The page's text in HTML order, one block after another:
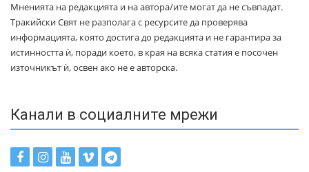
Мненията на редакцията и на автора/ите могат да не съвпадат.
Тракийски Свят не разполага с ресурсите да проверява
информацията, която достига до редакцията и не гарантира за
истинността ѝ, поради което, в края на всяка статия е посочен
източникът ѝ, освен ако не е авторска.
Канали в социалните мрежи